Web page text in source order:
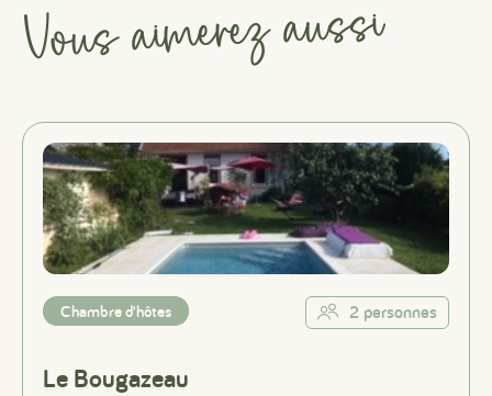
Vous aimerez aussi
Chambre d'hôtes 2 personnes
Le Bougazeau